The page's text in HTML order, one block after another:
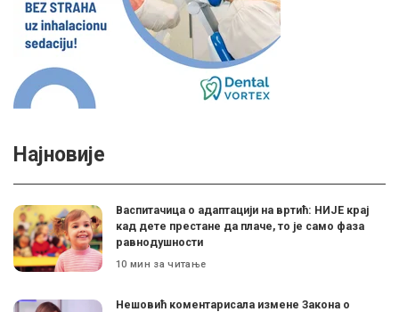
Најновије
Васпитачица о адаптацији на вртић: НИЈЕ крај
кад дете престане да плаче, то је само фаза
равнодушности
10 мин за читање
Нешовић коментарисала измене Закона о